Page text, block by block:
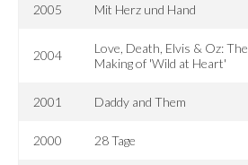
2005 Mit Herz und Hand
2004
Love, Death, Elvis & Oz: The
Making of 'Wild at Heart'
2001 Daddy and Them
2000 28 Tage